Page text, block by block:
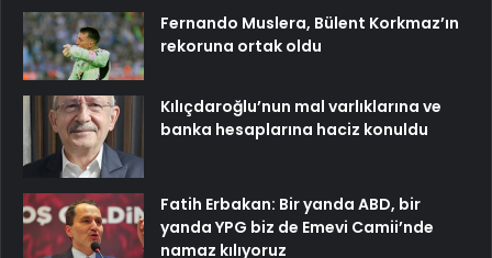
Fernando Muslera, Bülent Korkmaz’ın
rekoruna ortak oldu
Kılıçdaroğlu’nun mal varlıklarına ve
banka hesaplarına haciz konuldu
Fatih Erbakan: Bir yanda ABD, bir
yanda YPG biz de Emevi Camii’nde
namaz kılıyoruz